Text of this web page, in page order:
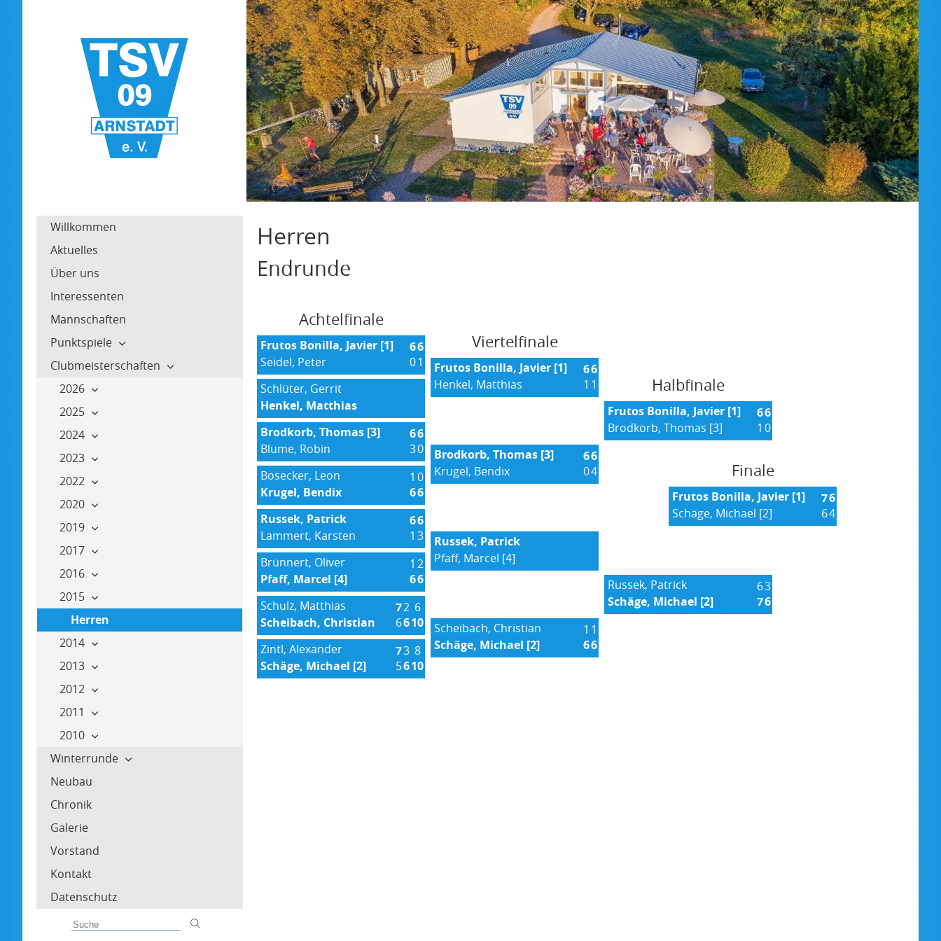
Willkommen
Aktuelles
Über uns
Interessenten
Mannschaften
Punktspiele
Clubmeisterschaften
2026
2025
2024
2023
2022
2020
2019
2017
2016
2015
Herren
2014
2013
2012
2011
2010
Winterrunde
Neubau
Chronik
Galerie
Vorstand
Kontakt
Datenschutz
Herren
Endrunde
Achtelfinale
Frutos Bonilla, Javier [1]
Seidel, Peter
6
0
6
1
Schlüter, Gerrit
Henkel, Matthias
Brodkorb, Thomas [3]
Blume, Robin
6
3
6
0
Bosecker, Leon
Krugel, Bendix
1
6
0
6
Russek, Patrick
Lammert, Karsten
6
1
6
3
Brünnert, Oliver
Pfaff, Marcel [4]
1
6
2
6
Schulz, Matthias
Scheibach, Christian
7
6
2
6
6
10
Zintl, Alexander
Schäge, Michael [2]
7
5
3
6
8
10
Viertelfinale
Frutos Bonilla, Javier [1]
Henkel, Matthias
6
1
6
1
Brodkorb, Thomas [3]
Krugel, Bendix
6
0
6
4
Russek, Patrick
Pfaff, Marcel [4]
Scheibach, Christian
Schäge, Michael [2]
1
6
1
6
Halbfinale
Frutos Bonilla, Javier [1]
Brodkorb, Thomas [3]
6
1
6
0
Russek, Patrick
Schäge, Michael [2]
6
7
3
6
Finale
Frutos Bonilla, Javier [1]
Schäge, Michael [2]
7
6
6
4